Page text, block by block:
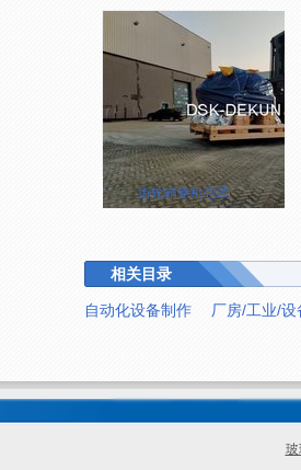
齿轮箱整机包装
相关目录
自动化设备制作 厂房/工业/